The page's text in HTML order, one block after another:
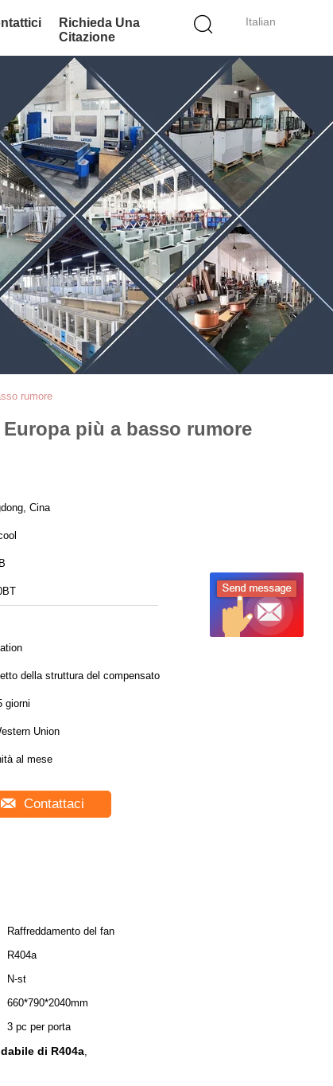
Italian
Richieda Una
Citazione
rumore
più a basso rumore
Cina
della struttura del compensato
giorni
Union
al mese
Contattaci
Raffreddamento del fan
R404a
N-st
660*790*2040mm
3 pc per porta
di R404a,